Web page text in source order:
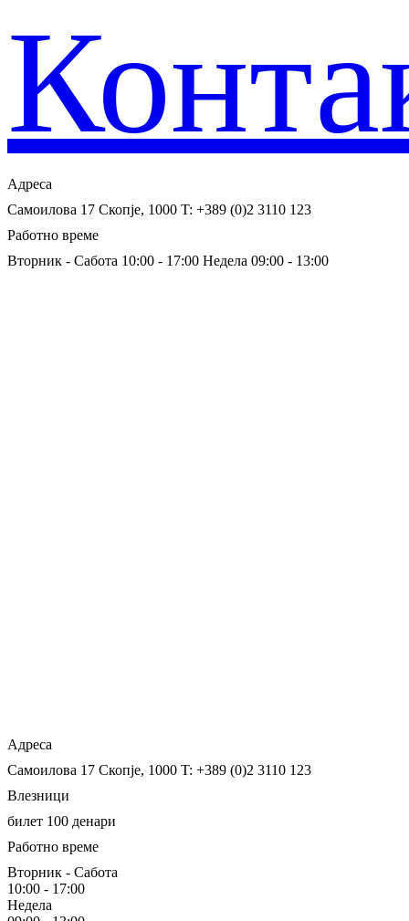
Адреса
Самоилова 17 Скопје, 1000 T: +389 (0)2 3110 123
Работно време
Вторник - Сабота 10:00 - 17:00 Недела 09:00 - 13:00
Адреса
Самоилова 17 Скопје, 1000 T: +389 (0)2 3110 123
Влезници
билет 100 денари
Работно време
Вторник - Сабота
10:00 - 17:00
Недела